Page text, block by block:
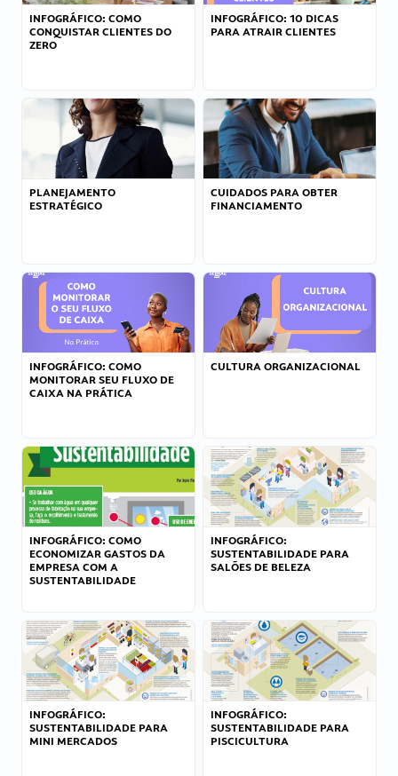
INFOGRÁFICO: COMO
CONQUISTAR CLIENTES DO
ZERO
INFOGRÁFICO: 10 DICAS
PARA ATRAIR CLIENTES
PLANEJAMENTO
ESTRATÉGICO
CUIDADOS PARA OBTER
FINANCIAMENTO
INFOGRÁFICO: COMO
MONITORAR SEU FLUXO DE
CAIXA NA PRÁTICA
CULTURA ORGANIZACIONAL
INFOGRÁFICO: COMO
ECONOMIZAR GASTOS DA
EMPRESA COM A
SUSTENTABILIDADE
INFOGRÁFICO:
SUSTENTABILIDADE PARA
SALÕES DE BELEZA
INFOGRÁFICO:
SUSTENTABILIDADE PARA
MINI MERCADOS
INFOGRÁFICO:
SUSTENTABILIDADE PARA
PISCICULTURA